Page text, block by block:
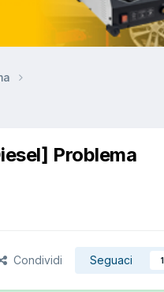
Problema
Condividi Seguaci 1